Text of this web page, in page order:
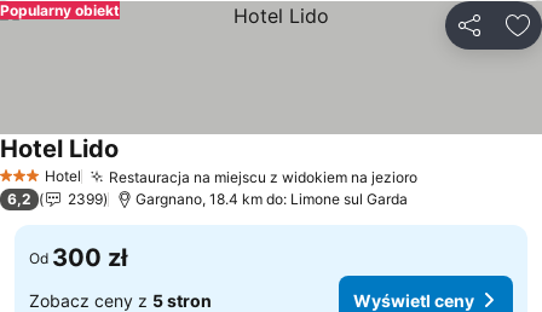
Popularny obiekt
3 Kategoria
Hotel Restauracja na miejscu z widokiem na jezioro
Hotel Lido
6,2 2399 Gargnano, 18.4 km do: Limone sul Garda
Od 300 zł
Zobacz ceny z 5 stron Wyświetl ceny